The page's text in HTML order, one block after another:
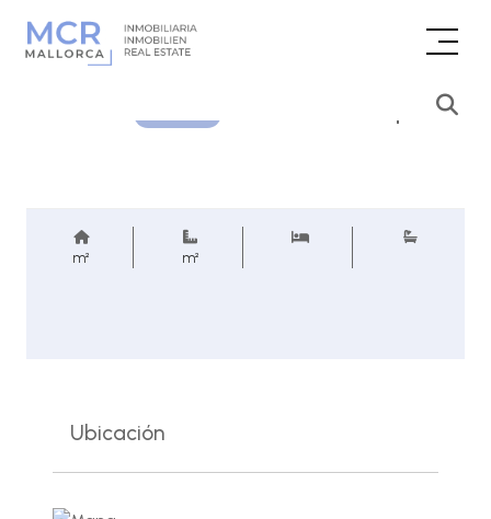
Consultar precio
m² m²
Ubicación